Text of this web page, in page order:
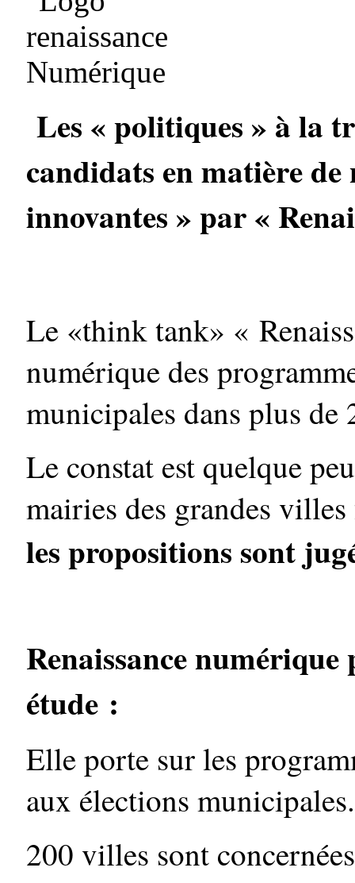
Les « politiques » à la
candidats en matière
innovantes » par «
Le «think tank» «
numérique des
municipales dans plus de
Le constat est quelque
mairies des grandes
les propositions sont
Renaissance numérique
étude :
Elle porte sur les
aux élections municipales.
200 villes sont